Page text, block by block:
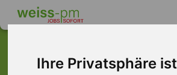
Ihre Privatsphäre